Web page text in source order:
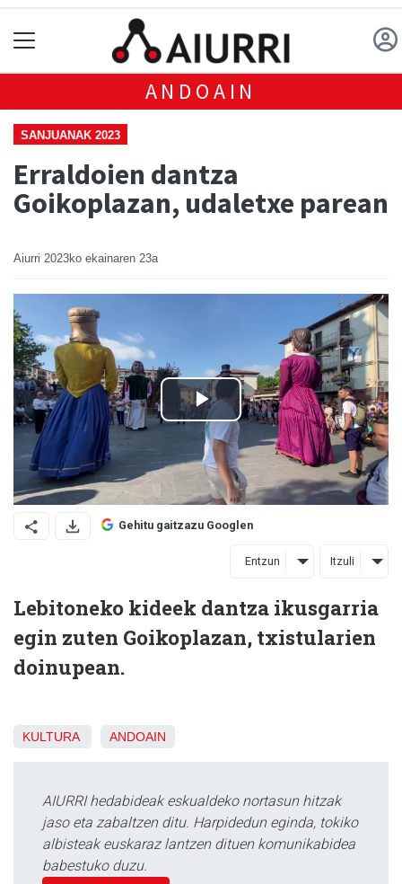
ANDOAIN
SANJUANAK 2023
Erraldoien dantza
Goikoplazan, udaletxe parean
Aiurri 2023ko ekainaren 23a
Gehitu gaitzazu Googlen
Entzun Itzuli
Lebitoneko kideek dantza ikusgarria
egin zuten Goikoplazan, txistularien
doinupean.
KULTURA ANDOAIN
AIURRI hedabideak eskualdeko nortasun hitzak
jaso eta zabaltzen ditu. Harpidedun eginda, tokiko
albisteak euskaraz lantzen dituen komunikabidea
babestuko duzu.